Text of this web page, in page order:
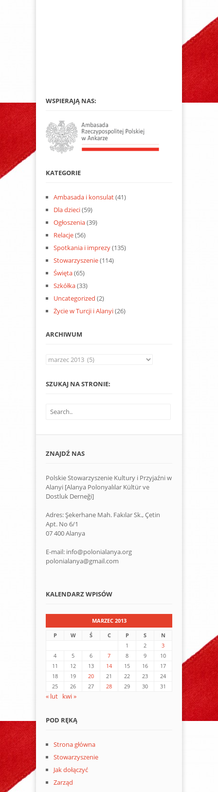
WSPIERAJĄ NAS:
KATEGORIE
Ambasada i konsulat(41)
Dla dzieci(59)
Ogłoszenia(39)
Relacje(56)
Spotkania i imprezy(135)
Stowarzyszenie(114)
Święta(65)
Szkółka(33)
Uncategorized (2)
Życie w Turcji i Alanyi(26)
ARCHIWUM
Archiwum
SZUKAJ NA STRONIE:
ZNAJDŹ NAS
Polskie Stowarzyszenie Kultury i Przyjaźni w
Alanyi [Alanya Polonyalılar Kültür ve
Dostluk Derneği]
Adres: Şekerhane Mah. Fakılar Sk., Çetin
Apt. No 6/1
07 400 Alanya
E-mail: info@polonialanya.org
polonialanya@gmail.com
KALENDARZ WPISÓW
MARZEC 2013
P
W Ś C P S
N
1
2
3
4
5 6 7 8 9
10
11
12 13 14 15 16
17
18
19 20 21 22 23
24
25
26 27 28 29 30 31
« lut kwi »
POD RĘKĄ
Strona główna
Stowarzyszenie
Jak dołączyć
Zarząd